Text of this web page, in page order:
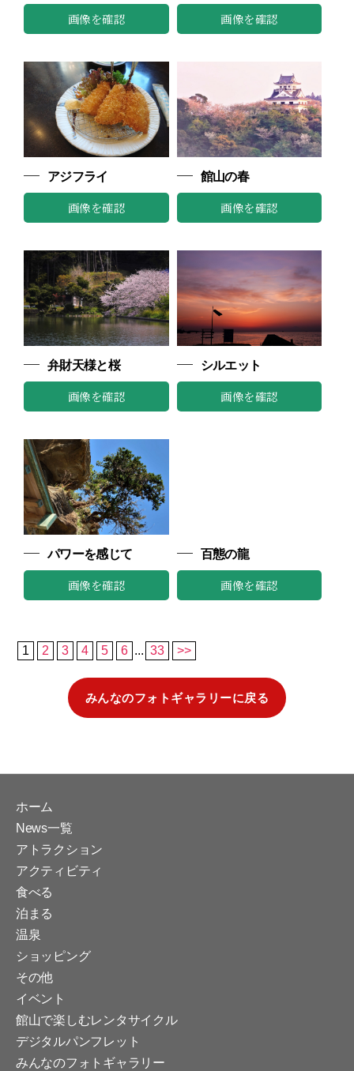
画像を確認 画像を確認
アジフライ
画像を確認
館山の春
画像を確認
弁財天様と桜
画像を確認
シルエット
画像を確認
パワーを感じて
画像を確認
百態の龍
画像を確認
1 2 3 4 5 6 ... 33 >>
みんなのフォトギャラリーに戻る
ホーム
News一覧
アトラクション
アクティビティ
食べる
泊まる
温泉
ショッピング
その他
イベント
館山で楽しむレンタサイクル
デジタルパンフレット
みんなのフォトギャラリー